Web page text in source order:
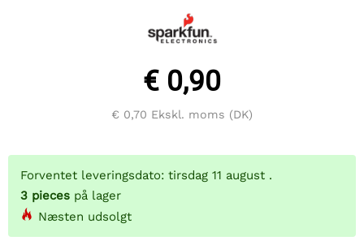
€ 0,90
€ 0,70 Ekskl. moms (DK)
Forventet leveringsdato: tirsdag 11 august .
3 pieces på lager
Næsten udsolgt